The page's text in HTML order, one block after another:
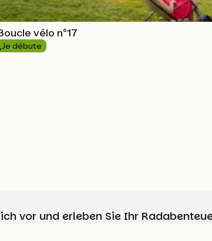
vélo n°17
Je débute
vor und erleben Sie Ihr